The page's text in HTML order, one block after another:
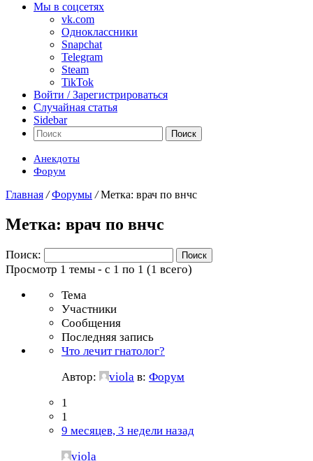
Мы в соцсетях
vk.com
Одноклассники
Snapchat
Telegram
Steam
TikTok
Войти / Зарегистрироваться
Случайная статья
Sidebar
Поиск
Анекдоты
Форум
Главная / Форумы / Метка: врач по внчс
Метка: врач по внчс
Поиск:
Просмотр 1 темы - с 1 по 1 (1 всего)
Тема
Участники
Сообщения
Последняя запись
Что лечит гнатолог?
Автор:
viola в: Форум
1
1
9 месяцев, 3 недели назад
viola